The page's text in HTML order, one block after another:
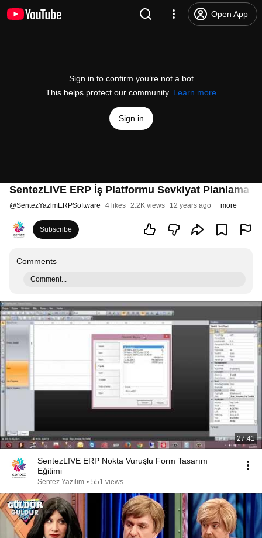
Open App
Sign in to confirm you’re not a bot
This helps protect our community. Learn more
Sign in
SentezLIVE ERP İş Platformu Sevkiyat Planlama
@SentezYazlmERPSoftware 4 likes 2.2K views 12 years ago more
Subscribe
Comments
Comment...
27:41
SentezLIVE ERP Nokta Vuruşlu Form Tasarım
Eğitimi
Sentez Yazılım • 551 views